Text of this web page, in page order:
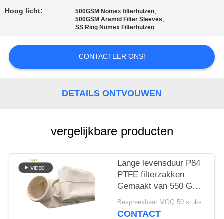
VERZOEK
CITAAT
Hoog licht: 500GSM Nomex filterhulzen,
500GSM Aramid Filter Sleeves,
SS Ring Nomex Filterhulzen
CONTACTEER ONS!
DETAILS ONTVOUWEN
vergelijkbare producten
Lange levensduur P84
PTFE filterzakken
Gemaakt van 550 GSM
P84 filterdoek voor
diverse industriële
Bespreekbaar MOQ:50 stuks
CONTACT